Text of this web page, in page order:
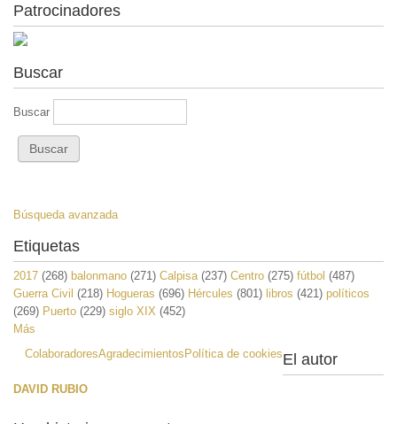
Patrocinadores
Buscar
Buscar
Búsqueda avanzada
Etiquetas
2017 (268) balonmano (271) Calpisa (237) Centro (275) fútbol (487)
Guerra Civil (218) Hogueras (696) Hércules (801) libros (421) políticos
(269) Puerto (229) siglo XIX (452)
Más
ColaboradoresAgradecimientos Política de cookiesEl autor
DAVID RUBIO